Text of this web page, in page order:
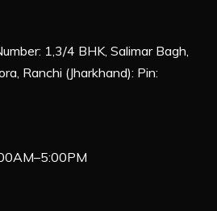
1,3/4 BHK, Salimar Bagh,
Ranchi (Jharkhand): Pin: